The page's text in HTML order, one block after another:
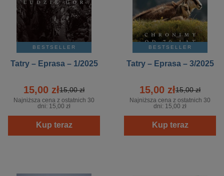
BESTSELLER
Tatry – Eprasa – 1/2025
15,00 zł15,00 zł
Najniższa cena z ostatnich 30
dni: 15,00 zł
Kup teraz
BESTSELLER
Tatry – Eprasa – 3/2025
15,00 zł15,00 zł
Najniższa cena z ostatnich 30
dni: 15,00 zł
Kup teraz